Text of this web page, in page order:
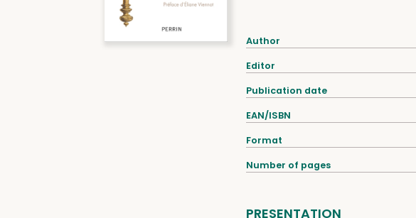
Author
Editor
Publication date
EAN/ISBN
Format
Number of pages
PRESENTATION